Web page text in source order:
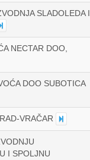
SLADOLEDA I
NECTAR DOO,
DOO SUBOTICA
VRAČAR
I SPOLJNU